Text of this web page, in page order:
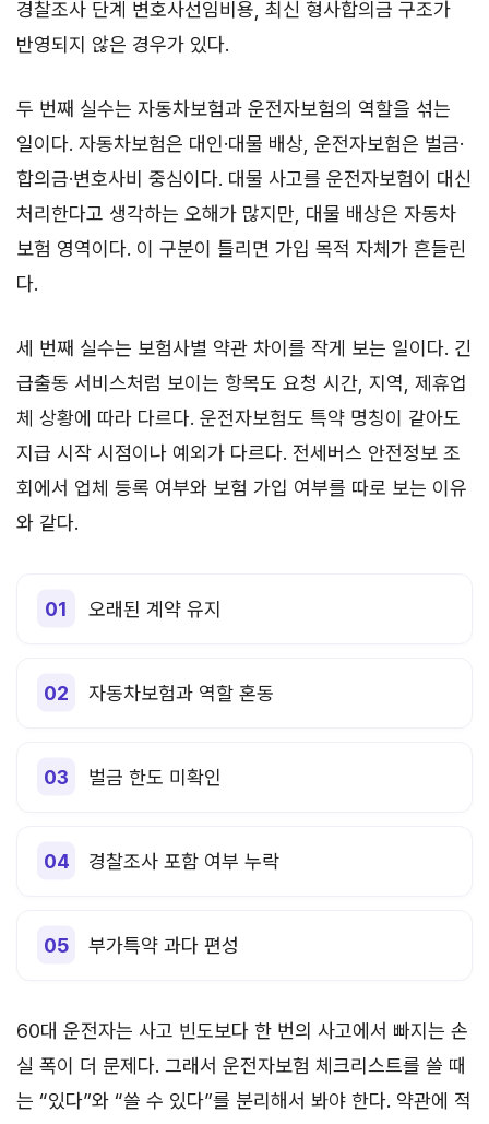
경찰조사 단계 변호사선임비용, 최신 형사합의금 구조가
반영되지 않은 경우가 있다.
두 번째 실수는 자동차보험과 운전자보험의 역할을 섞는
일이다. 자동차보험은 대인·대물 배상, 운전자보험은 벌금·
합의금·변호사비 중심이다. 대물 사고를 운전자보험이 대신
처리한다고 생각하는 오해가 많지만, 대물 배상은 자동차
보험 영역이다. 이 구분이 틀리면 가입 목적 자체가 흔들린
다.
세 번째 실수는 보험사별 약관 차이를 작게 보는 일이다. 긴
급출동 서비스처럼 보이는 항목도 요청 시간, 지역, 제휴업
체 상황에 따라 다르다. 운전자보험도 특약 명칭이 같아도
지급 시작 시점이나 예외가 다르다. 전세버스 안전정보 조
회에서 업체 등록 여부와 보험 가입 여부를 따로 보는 이유
와 같다.
오래된 계약 유지
자동차보험과 역할 혼동
벌금 한도 미확인
경찰조사 포함 여부 누락
부가특약 과다 편성
60대 운전자는 사고 빈도보다 한 번의 사고에서 빠지는 손
실 폭이 더 문제다. 그래서 운전자보험 체크리스트를 쓸 때
는 “있다”와 “쓸 수 있다”를 분리해서 봐야 한다. 약관에 적